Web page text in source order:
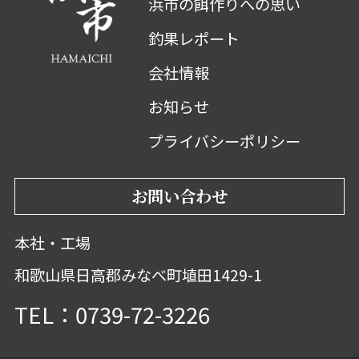
釣果レポート
会社情報
お知らせ
プライバシーポリシー
お問い合わせ
本社・工場
和歌山県日高郡みなべ町埴田1429-1
TEL：0739-72-3226